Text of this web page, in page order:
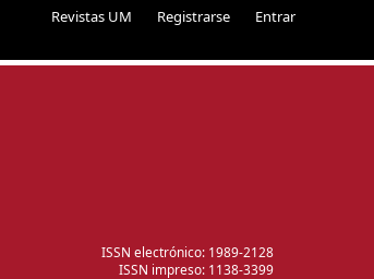
Revistas UM Registrarse Entrar
ISSN electrónico: 1989-2128
ISSN impreso: 1138-3399